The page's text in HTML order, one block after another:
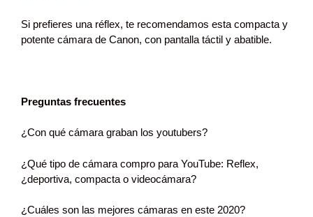
Si prefieres una réflex, te recomendamos esta compacta y
potente cámara de Canon, con pantalla táctil y abatible.
Preguntas frecuentes
¿Con qué cámara graban los youtubers?
¿Qué tipo de cámara compro para YouTube: Reflex,
¿deportiva, compacta o videocámara?
¿Cuáles son las mejores cámaras en este 2020?